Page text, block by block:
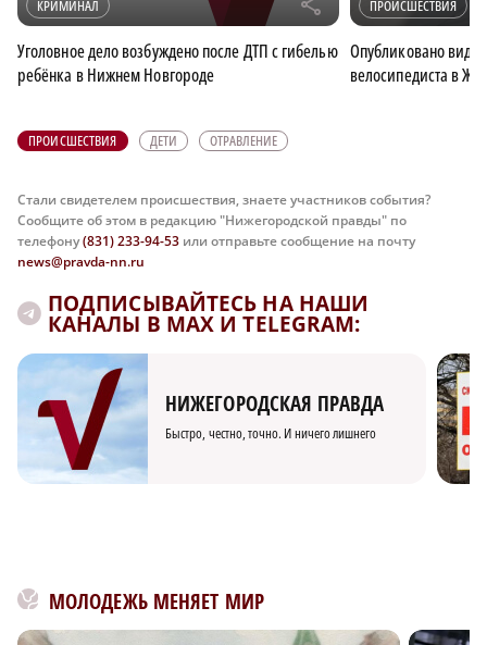
КРИМИНАЛ
Уголовное дело возбуждено после ДТП с гибелью
ребёнка в Нижнем Новгороде
ПРОИСШЕСТВИЯ
Опубликовано
велосипедиста в
ПРОИСШЕСТВИЯ ДЕТИ ОТРАВЛЕНИЕ
Стали свидетелем происшествия, знаете участников события?
Сообщите об этом в редакцию "Нижегородской правды" по
телефону(831) 233-94-53 или отправьте сообщение на почту
news@pravda-nn.ru
ПОДПИСЫВАЙТЕСЬ НА НАШИ
КАНАЛЫ В MAX И TELEGRAM:
НИЖЕГОРОДСКАЯ ПРАВДА
Быстро, честно, точно. И ничего лишнего
МОЛОДЕЖЬ МЕНЯЕТ МИР